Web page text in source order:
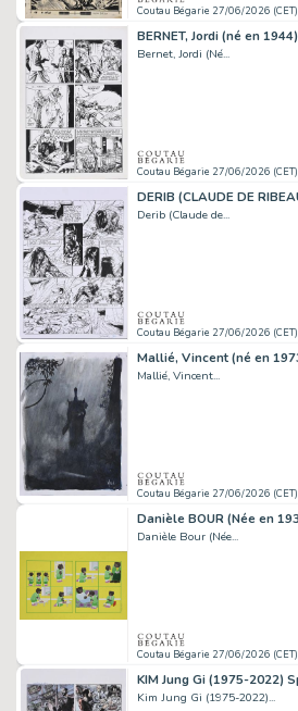
Coutau Bégarie 27/06/2026 (CET)
Bernet, Jordi (Né...
Coutau Bégarie 27/06/2026 (CET)
Derib (Claude de...
Coutau Bégarie 27/06/2026 (CET)
Mallié, Vincent...
Coutau Bégarie 27/06/2026 (CET)
Danièle Bour (Née...
Coutau Bégarie 27/06/2026 (CET)
Kim Jung Gi (1975-2022)...